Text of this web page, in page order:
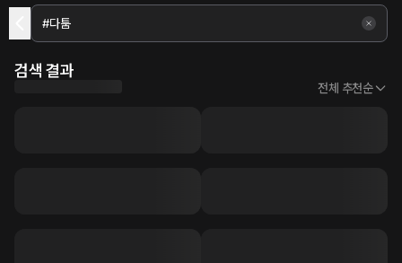
검색 결과
전체 추천순